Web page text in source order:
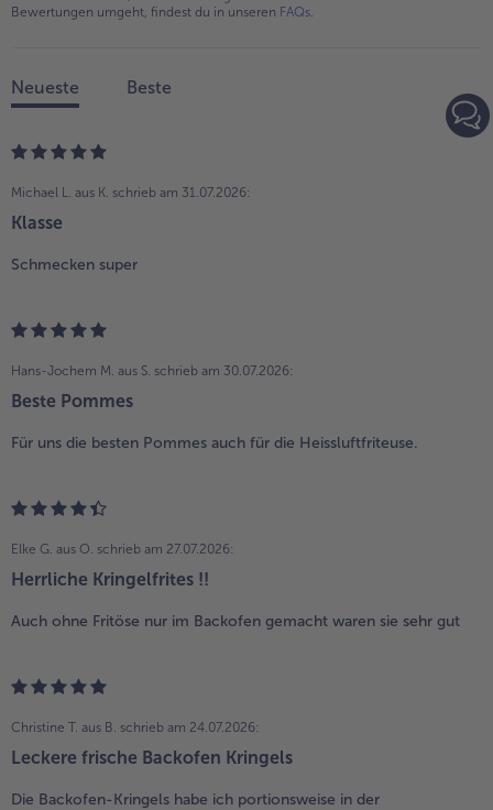
Bewertungen umgeht, findest du in unseren FAQs
Neueste Beste
Michael L. aus K. schrieb am 31.07.2026:
Klasse
Schmecken super
Hans-Jochem M. aus S. schrieb am 30.07.2026:
Beste Pommes
Für uns die besten Pommes auch für die Heissluftfriteuse.
Elke G. aus O. schrieb am 27.07.2026:
Herrliche Kringelfrites !!
Auch ohne Fritöse nur im Backofen gemacht waren sie sehr gut
Christine T. aus B. schrieb am 24.07.2026:
Leckere frische Backofen Kringels
Die Backofen-Kringels habe ich portionsweise in der